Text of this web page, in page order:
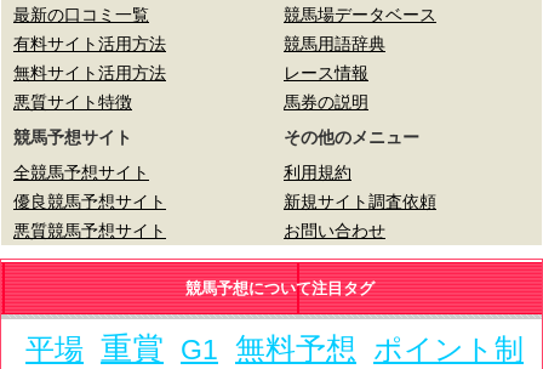
最新の口コミ一覧
有料サイト活用方法
無料サイト活用方法
悪質サイト特徴
競馬場データベース
競馬用語辞典
レース情報
馬券の説明
競馬予想サイト
全競馬予想サイト
優良競馬予想サイト
悪質競馬予想サイト
その他のメニュー
利用規約
新規サイト調査依頼
お問い合わせ
競馬予想について注目タグ
平場 重賞 G1 無料予想 ポイント制